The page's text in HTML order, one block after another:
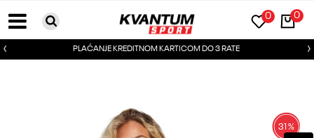
0
0
PLAĆANJE KREDITNOM KARTICOM DO 3 RATE
31%